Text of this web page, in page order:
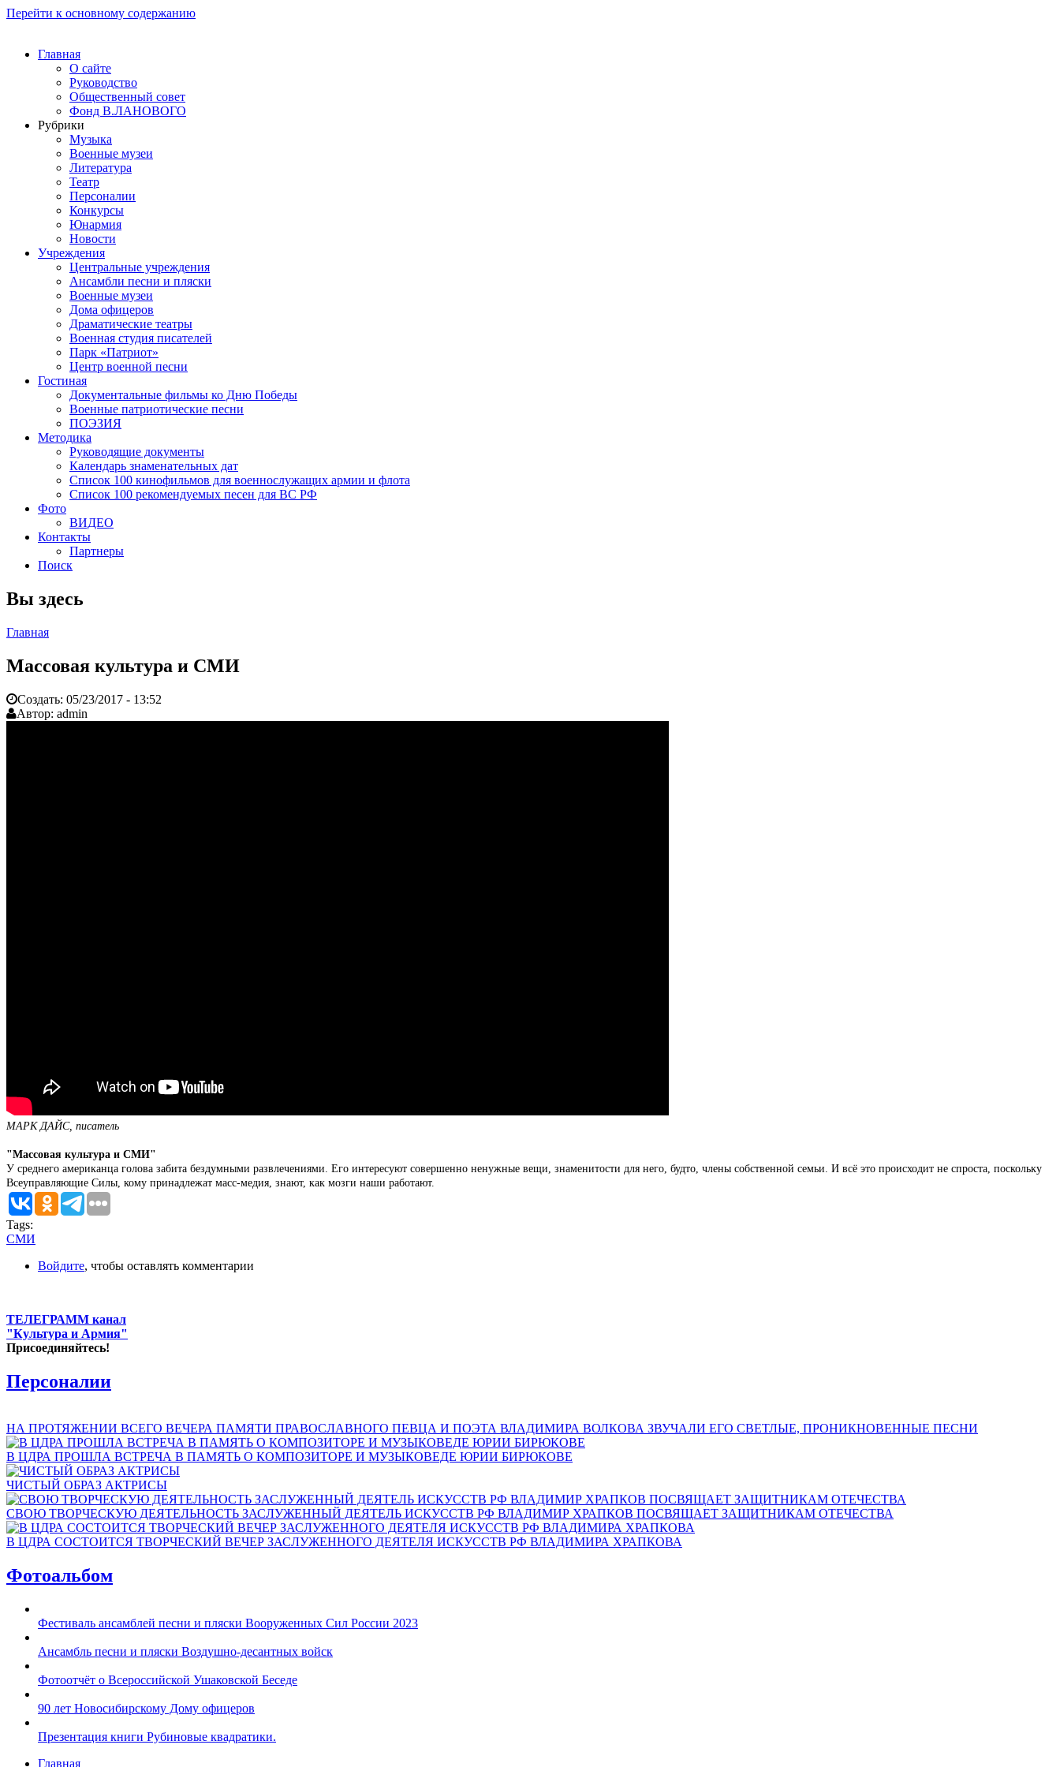
Перейти к основному содержанию
Главная
О сайте
Руководство
Общественный совет
Фонд В.ЛАНОВОГО
Рубрики
Музыка
Военные музеи
Литература
Театр
Персоналии
Конкурсы
Юнармия
Новости
Учреждения
Центральные учреждения
Ансамбли песни и пляски
Военные музеи
Дома офицеров
Драматические театры
Военная студия писателей
Парк «Патриот»
Центр военной песни
Гостиная
Документальные фильмы ко Дню Победы
Военные патриотические песни
ПОЭЗИЯ
Методика
Руководящие документы
Календарь знаменательных дат
Список 100 кинофильмов для военнослужащих армии и флота
Список 100 рекомендуемых песен для ВС РФ
Фото
ВИДЕО
Контакты
Партнеры
Поиск
Вы здесь
Главная
Массовая культура и СМИ
Создать: 05/23/2017 - 13:52
Автор: admin
МАРК ДАЙС, писатель
"Массовая культура и СМИ"
У среднего американца голова забита бездумными развлечениями. Его интересуют совершенно ненужные вещи, знаменитости для него, будто, члены собственной семьи. И всё это происходит не спроста, поскольку
Всеуправляющие Силы, кому принадлежат масс-медия, знают, как мозги наши работают.
Tags:
СМИ
Войдите, чтобы оставлять комментарии
ТЕЛЕГРАММ канал
"Культура и Армия"
Присоединяйтесь!
Персоналии
НА ПРОТЯЖЕНИИ ВСЕГО ВЕЧЕРА ПАМЯТИ ПРАВОСЛАВНОГО ПЕВЦА И ПОЭТА ВЛАДИМИРА ВОЛКОВА ЗВУЧАЛИ ЕГО СВЕТЛЫЕ, ПРОНИКНОВЕННЫЕ ПЕСНИ
В ЦДРА ПРОШЛА ВСТРЕЧА В ПАМЯТЬ О КОМПОЗИТОРЕ И МУЗЫКОВЕДЕ ЮРИИ БИРЮКОВЕ
ЧИСТЫЙ ОБРАЗ АКТРИСЫ
СВОЮ ТВОРЧЕСКУЮ ДЕЯТЕЛЬНОСТЬ ЗАСЛУЖЕННЫЙ ДЕЯТЕЛЬ ИСКУССТВ РФ ВЛАДИМИР ХРАПКОВ ПОСВЯЩАЕТ ЗАЩИТНИКАМ ОТЕЧЕСТВА
В ЦДРА СОСТОИТСЯ ТВОРЧЕСКИЙ ВЕЧЕР ЗАСЛУЖЕННОГО ДЕЯТЕЛЯ ИСКУССТВ РФ ВЛАДИМИРА ХРАПКОВА
Фотоальбом
Фестиваль ансамблей песни и пляски Вооруженных Сил России 2023
Ансамбль песни и пляски Воздушно-десантных войск
Фотоотчёт о Всероссийской Ушаковской Беседе
90 лет Новосибирскому Дому офицеров
Презентация книги Рубиновые квадратики.
Главная